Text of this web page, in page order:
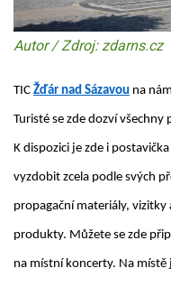
Autor / Zdroj: zdarns.cz
TIC Žďár nad Sázavou na
Turisté se zde dozví
K dispozici je zde i
vyzdobit zcela podle svých
propagační materiály, vizitky
produkty. Můžete se zde
na místní koncerty. Na místě